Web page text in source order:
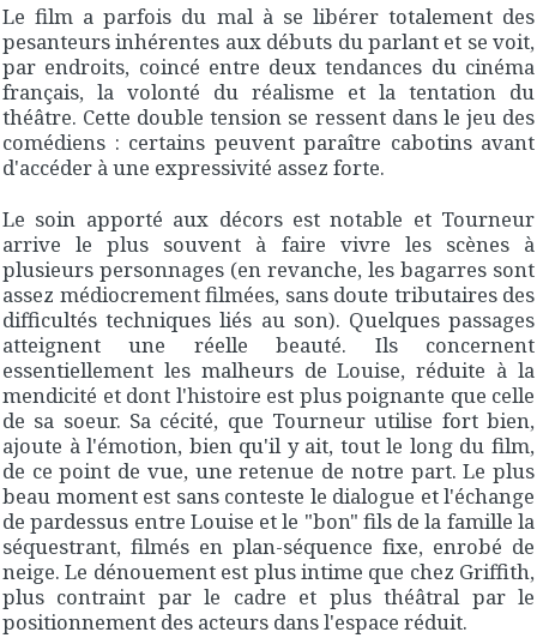
Le film a parfois du mal à se libérer totalement des
pesanteurs inhérentes aux débuts du parlant et se voit,
par endroits, coincé entre deux tendances du cinéma
français, la volonté du réalisme et la tentation du
théâtre. Cette double tension se ressent dans le jeu des
comédiens : certains peuvent paraître cabotins avant
d'accéder à une expressivité assez forte.
Le soin apporté aux décors est notable et Tourneur
arrive le plus souvent à faire vivre les scènes à
plusieurs personnages (en revanche, les bagarres sont
assez médiocrement filmées, sans doute tributaires des
difficultés techniques liés au son). Quelques passages
atteignent une réelle beauté. Ils concernent
essentiellement les malheurs de Louise, réduite à la
mendicité et dont l'histoire est plus poignante que celle
de sa soeur. Sa cécité, que Tourneur utilise fort bien,
ajoute à l'émotion, bien qu'il y ait, tout le long du film,
de ce point de vue, une retenue de notre part. Le plus
beau moment est sans conteste le dialogue et l'échange
de pardessus entre Louise et le "bon" fils de la famille la
séquestrant, filmés en plan-séquence fixe, enrobé de
neige. Le dénouement est plus intime que chez Griffith,
plus contraint par le cadre et plus théâtral par le
positionnement des acteurs dans l'espace réduit.